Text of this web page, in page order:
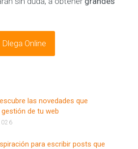
Online
las novedades que
de tu web
para escribir posts que